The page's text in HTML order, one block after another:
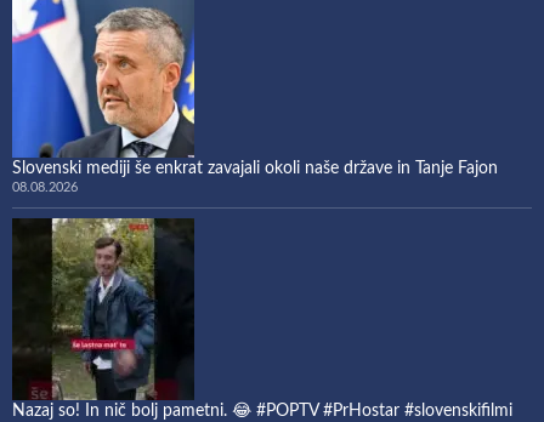
Slovenski mediji še enkrat zavajali okoli naše države in Tanje Fajon
08.08.2026
Nazaj so! In nič bolj pametni. 😂 #POPTV #PrHostar #slovenskifilmi